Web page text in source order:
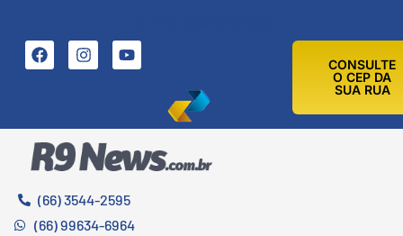
CONSULTE
O CEP DA
SUA RUA
(66) 3544-2595
(66) 99634-6964